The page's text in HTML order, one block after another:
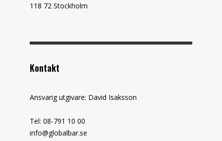
118 72 Stockholm
Kontakt
Ansvarig utgivare: David Isaksson
Tel: 08-791 10 00
info@globalbar.se